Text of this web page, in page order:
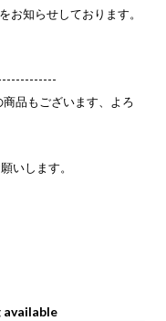
知らせしております。
品もございます、よろ
いします。